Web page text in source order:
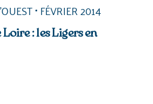
FÉVRIER 2014
: les Ligers en